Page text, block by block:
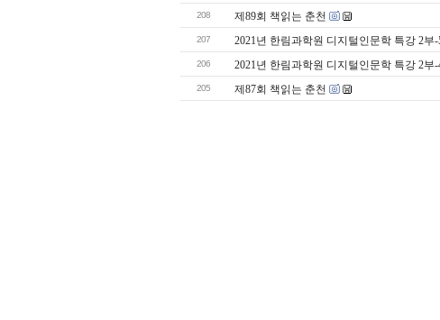
208 제89회 책읽는 춘천
207 2021년 한림과학원 디지털인문학 특강 2부-
206 2021년 한림과학원 디지털인문학 특강 2부-
205 제87회 책읽는 춘천